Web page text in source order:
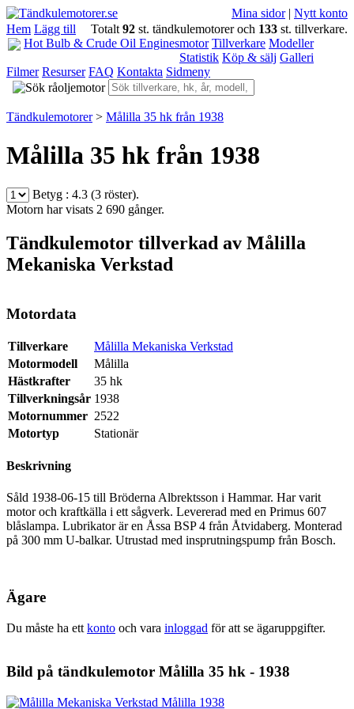
Mina sidor | Nytt konto
Totalt 92 st. tändkulemotorer och 133 st. tillverkare.
Hot Bulb & Crude Oil Engines
Hem Lägg till
motor Tillverkare Modeller
Statistik Köp & sälj Galleri
Filmer Resurser FAQ Kontakta Sidmeny
Tändkulemotorer> Målilla 35 hk från 1938
Målilla 35 hk från 1938
Betyg : 4.3 (3 röster).
Motorn har visats 2 690 gånger.
Tändkulemotor tillverkad av Målilla
Mekaniska Verkstad
Motordata
Tillverkare
Målilla Mekaniska Verkstad
Motormodell
Målilla
Hästkrafter
35 hk
Tillverkningsår 1938
Motornummer 2522
Motortyp
Stationär
Beskrivning
Såld 1938-06-15 till Bröderna Albrektsson i Hammar. Har varit
motor och kraftkälla i ett sågverk. Levererad med en Primus 607
blåslampa. Lubrikator är en Åssa BSP 4 från Åtvidaberg. Monterad
på 300 mm U-balkar. Utrustad med insprutningspump från Bosch.
Ägare
Du måste ha ett konto och vara inloggad för att se ägaruppgifter.
Bild på tändkulemotor Målilla 35 hk - 1938